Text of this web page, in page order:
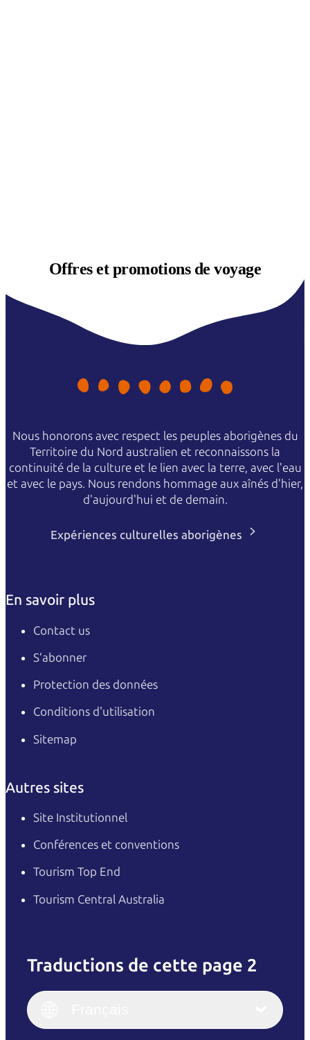
Offres etpromotions de voyage
Nous honorons avec respect les peuples aborigènes du
Territoire du Nord australien et reconnaissons la
continuité de la culture et le lien avec la terre, avec l'eau
et avec le pays. Nous rendons hommage aux aînés d'hier,
d'aujourd'hui et de demain.
Expériences culturelles aborigènes
En savoir plus
Contact us
S’abonner
Protection des données
Conditions d'utilisation
Sitemap
Autres sites
Site Institutionnel
Conférences et conventions
Tourism Top End
Tourism Central Australia
Traductions de cette page 2
Italiano